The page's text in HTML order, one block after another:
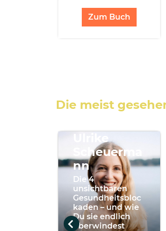
Zum Buch
Die meist
Ulrike
Scheuerma
nn
Die 4
unsichtbaren
Gesundheitsbloc
kaden – und wie
Du sie endlich
überwindest